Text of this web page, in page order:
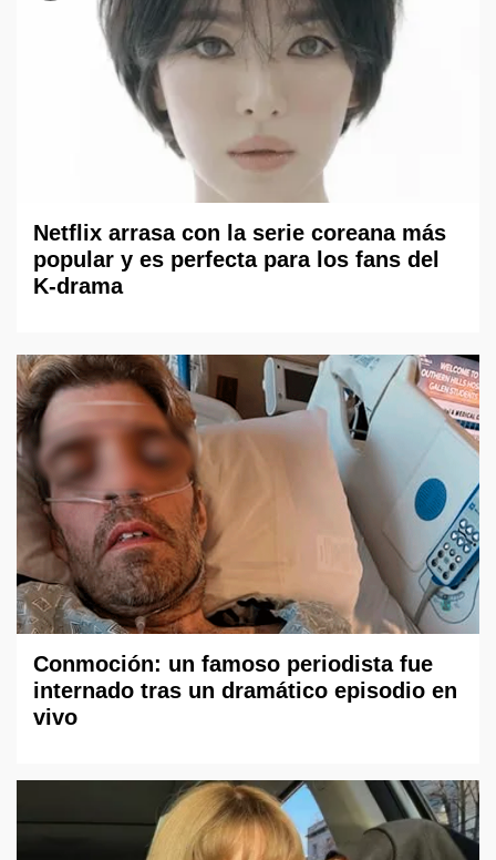
Netflix arrasa con la serie coreana más
popular y es perfecta para los fans del
K-drama
Conmoción: un famoso periodista fue
internado tras un dramático episodio en
vivo